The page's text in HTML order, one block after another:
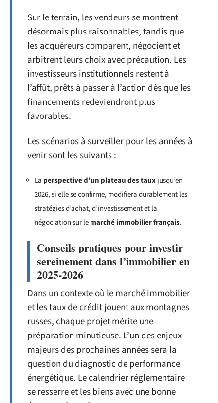
Sur le terrain, les vendeurs se montrent
désormais plus raisonnables, tandis que
les acquéreurs comparent, négocient et
arbitrent leurs choix avec précaution. Les
investisseurs institutionnels restent à
l’affût, prêts à passer à l’action dès que les
financements redeviendront plus
favorables.
Les scénarios à surveiller pour les années à
venir sont les suivants :
La perspective d’un plateau des tauxjusqu’en
2026, si elle se confirme, modifiera durablement les
stratégies d’achat, d’investissement et la
négociation sur lemarché immobilier français.
Conseils pratiques pour investir
sereinement dans l’immobilier en
2025-2026
Dans un contexte où le marché immobilier
et les taux de crédit jouent aux montagnes
russes, chaque projet mérite une
préparation minutieuse. L’un des enjeux
majeurs des prochaines années sera la
question du diagnostic de performance
énergétique. Le calendrier réglementaire
se resserre et les biens avec une bonne